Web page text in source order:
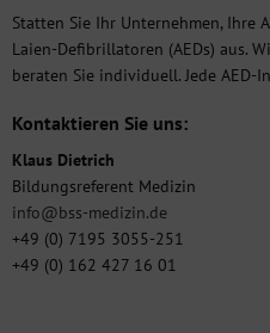
Statten Sie Ihr Unternehmen, Ihre
Laien-Defibrillatoren (AEDs) aus.
beraten Sie individuell. Jede
Kontaktieren Sie uns:
Klaus Dietrich
Bildungsreferent Medizin
info@bss-medizin.de
+49 (0) 7195 3055-251
+49 (0) 162 427 16 01